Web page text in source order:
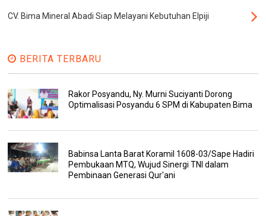
CV. Bima Mineral Abadi Siap Melayani Kebutuhan Elpiji
BERITA TERBARU
Rakor Posyandu, Ny. Murni Suciyanti Dorong
Optimalisasi Posyandu 6 SPM di Kabupaten Bima
Babinsa Lanta Barat Koramil 1608-03/Sape Hadiri
Pembukaan MTQ, Wujud Sinergi TNI dalam
Pembinaan Generasi Qur'ani